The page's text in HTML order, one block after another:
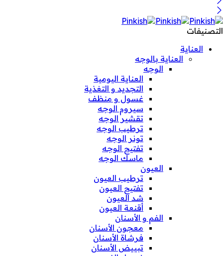
التصنيفات
العناية
العناية بالوجه
الوجه
العناية اليومية
التجديد و التغذية
غسول و منظف
سيروم الوجه
تقشير الوجه
ترطيب الوجه
تونر الوجه
تفتيح الوجه
ماسك الوجه
العيون
ترطيب العيون
تفتيح العيون
شد العيون
أقنعة العيون
الفم و الأسنان
معجون الأسنان
فرشاة الأسنان
تبييض الأسنان